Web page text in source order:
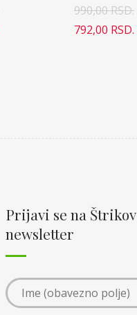
990,00RSD.
792,00 RSD.
Prijavi se na Štrikov
newsletter